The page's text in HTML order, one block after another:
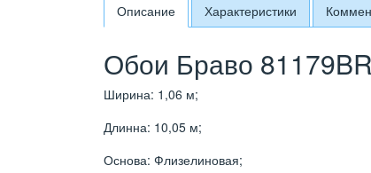
Описание Характеристики
Обои Браво
Ширина: 1,06 м;
Длинна: 10,05 м;
Основа: Флизелиновая;